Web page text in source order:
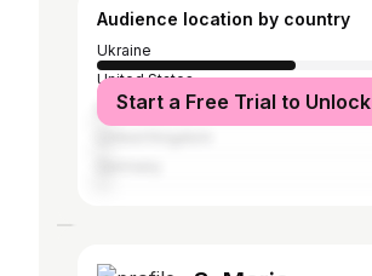
Audience location by country
Ukraine
United States
ItalyStart a Free Trial to Unlock